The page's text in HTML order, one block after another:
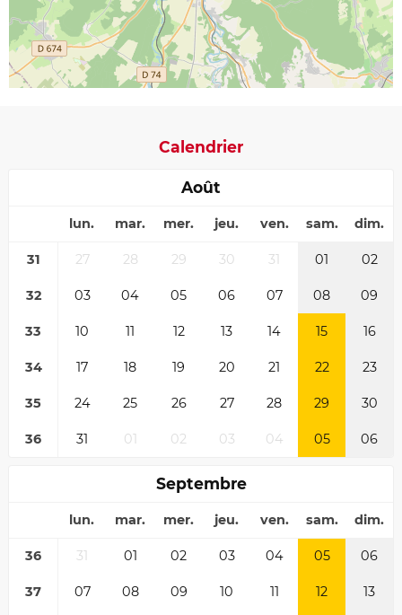
Calendrier
Août
lun. mar. mer. jeu. ven. sam. dim.
31 27 28 29 30 31 01 02
32 03 04 05 06 07 08 09
33 10 11 12 13 14 15 16
34 17 18 19 20 21 22 23
35 24 25 26 27 28 29 30
36 31 01 02 03 04 05 06
Septembre
lun. mar. mer. jeu. ven. sam. dim.
36 31 01 02 03 04 05 06
37 07 08 09 10 11 12 13